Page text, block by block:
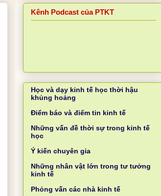
Kênh Podcast của PTKT
Học và dạy kinh tế học thời hậu
khủng hoảng
Điểm báo và điểm tin kinh tế
Những vấn đề thời sự trong kinh tế
học
Ý kiến chuyên gia
Những nhân vật lớn trong tư tưởng
kinh tế
Phỏng vấn các nhà kinh tế